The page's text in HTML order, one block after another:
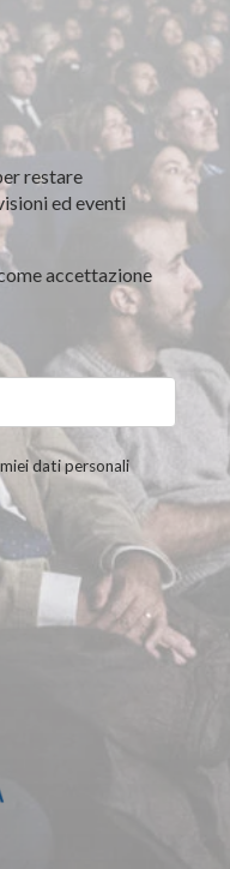
restare
ed eventi
accettazione
dati personali